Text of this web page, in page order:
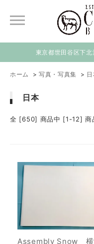
東京都世田谷区下北
ホーム > 写真・写真集 >
日本
全 [650] 商品中 [1-12] 商
Assembly Snow 横